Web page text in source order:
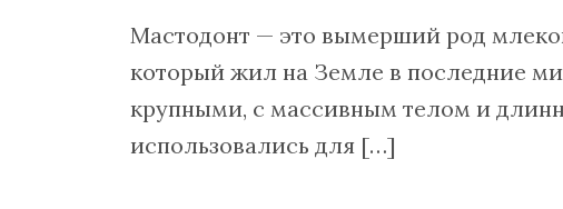
Мастодонт — это вымерший род
который жил на Земле в последние
крупными, с массивным телом и
использовались для […]